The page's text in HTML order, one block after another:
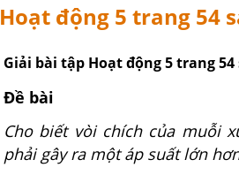
Hoạt động 5 trang 54
Giải bài tập Hoạt động 5 trang 54
Đề bài
Cho biết vòi chích của muỗi
phải gây ra một áp suất lớn